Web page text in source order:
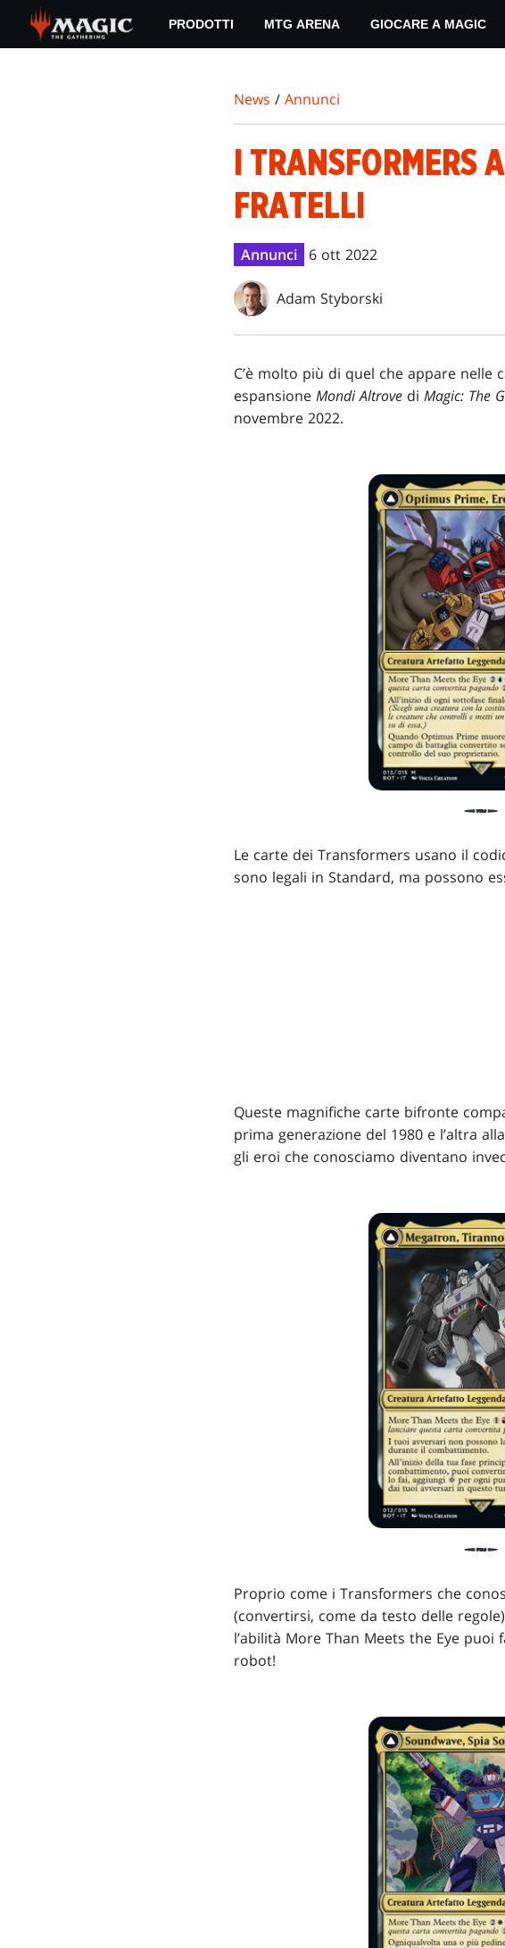
main
PRODOTTI MTG ARENA GIOCARE A MAGIC
News / Annunci
I TRANSFORMERS
FRATELLI
Annunci 6 ott 2022
Adam Styborski
C’è molto più di quel che appare
espansione Mondi Altrove di Magic: The
novembre 2022.
Le carte dei Transformers usano il
sono legali in Standard, ma possono
Queste magnifiche carte bifronte
prima generazione del 1980 e l’altra
gli eroi che conosciamo diventano
Proprio come i Transformers che
(convertirsi, come da testo delle
l’abilità More Than Meets the Eye
robot!